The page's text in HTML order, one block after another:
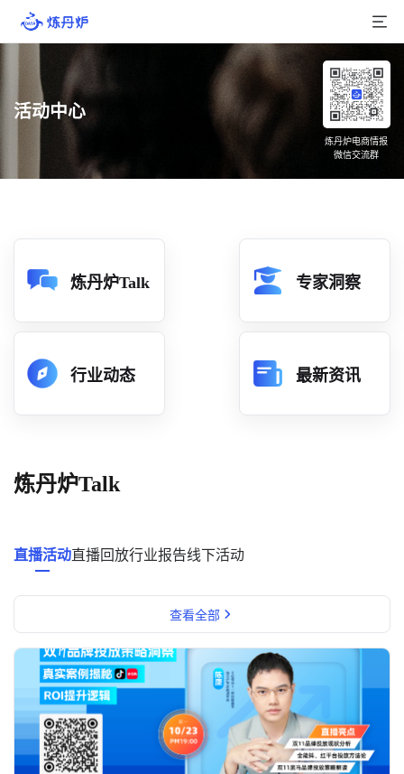
产品介绍
品牌数据
店铺数据
分析
数据中心
消费者说
解决方案
金融市场解决方案
电商解决方案
资源中心
新闻中心
活动中心
炼丹炉电商情报
微信交流群
炼丹炉Talk 专家洞察
行业动态 最新资讯
炼丹炉Talk
直播活动直播回放行业报告线下活动
查看全部